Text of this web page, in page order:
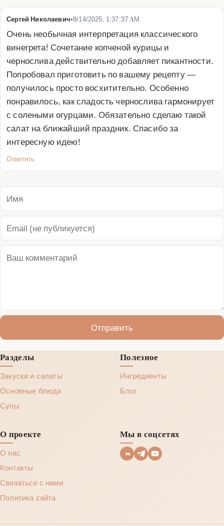
Сергей Николаевич•8/14/2025, 1:37:37 AM
Очень необычная интерпретация классического
винегрета! Сочетание копченой курицы и
чернослива действительно добавляет пикантности.
Попробовал приготовить по вашему рецепту —
получилось просто восхитительно. Особенно
понравилось, как сладость чернослива гармонирует
с солеными огурцами. Обязательно сделаю такой
салат на ближайший праздник. Спасибо за
интересную идею!
Ответить
Отправить
Разделы
Закуски и салаты
Основные блюда
Супы
Полезное
Ингредиенты
Блог
О проекте
О нас
Контакты
Связаться с нами
Политика сайта
Мы в соцсетях